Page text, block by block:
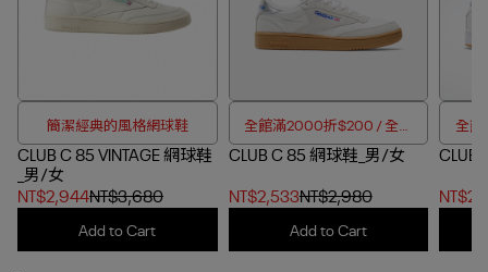
簡潔經典的風格網球鞋
CLUB C 85 VINTAGE 網球鞋
_男/女
NT$2,944NT$3,680
Add to Cart
全館滿2000折$200 / 全館
滿4000折$350
CLUB C 85 網球鞋_男/女
NT$2,533NT$2,980
Add to Cart
全
CLUB